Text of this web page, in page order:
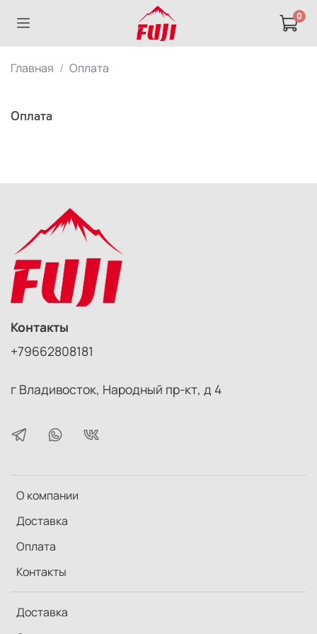
0
Главная Оплата
Оплата
О компании
Доставка
Оплата
Контакты
Доставка
Контакты
+79662808181
г Владивосток, Народный пр-кт, д 4